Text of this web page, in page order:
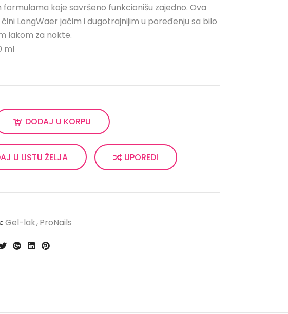
koje savršeno funkcionišu zajedno. Ova
LongWaer jačim i dugotrajnijim u poređenju sa bilo
lakom za nokte.
ml
DODAJ U KORPU
U LISTU ŽELJA UPOREDI
Gel-lak ProNails